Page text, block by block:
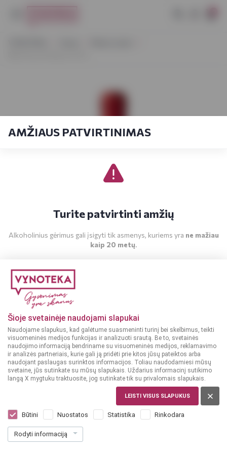
Šioje svetainėje naudojami slapukai
Naudojame slapukus, kad galėtume suasmeninti turinį bei skelbimus, teikti
visuomeninės medijos funkcijas ir analizuoti srautą. Be to, svetainės
naudojimo informaciją bendriname su visuomeninės medijos, reklamavimo
ir analizės partneriais, kurie gali ją pridėti prie kitos jūsų pateiktos arba
naudojant paslaugas surinktos informacijos. Toliau naudodamiesi mūsų
svetaine, jūs sutinkate su mūsų slapukais. Uždarius informacinį sutikimo
langą X mygtuku traktuosite, jog sutinkate tik su privalomais slapukais.
LEISTI VISUS SLAPUKUS
Būtini Nuostatos Statistika Rinkodara
Rodyti informaciją
AMŽIAUS PATVIRTINIMAS
Turite patvirtinti amžių
Alkoholinius gėrimus gali įsigyti tik asmenys, kuriems yra ne mažiau
kaip 20 metų.
B&G Rose D'Anjou 0,75 L
Dar nėra balsų, galite įvertinti
99